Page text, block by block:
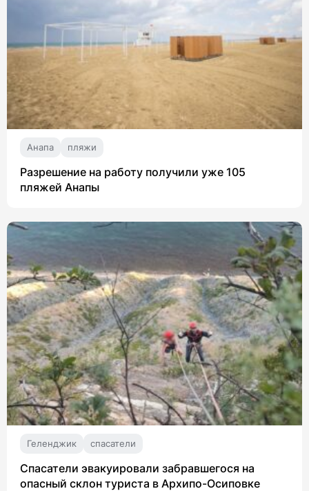
Анапа пляжи
Разрешение на работу получили уже 105
пляжей Анапы
Геленджик спасатели
Спасатели эвакуировали забравшегося на
опасный склон туриста в Архипо-Осиповке